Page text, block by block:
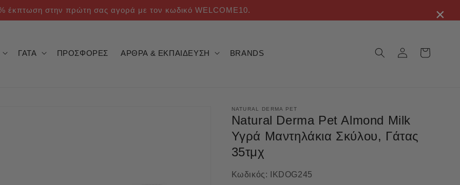
έκπτωση στην πρώτη σας αγορά με τον κωδικό WELCOME10.
ΓΑΤΑ ΠΡΟΣΦΟΡΕΣ ΑΡΘΡΑ & ΕΚΠΑΙΔΕΥΣΗ BRANDS Σύνδεση Καλάθι
NATURAL DERMA PET
Natural Derma Pet Almond Milk
Υγρά Μαντηλάκια Σκύλου, Γάτας
35τμχ
Κωδικός: IKDOG245
×